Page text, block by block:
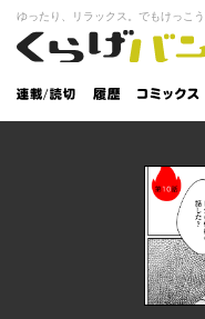
くらげバンチ
ゆったり、リラックス。でもけっこう
連載/読
切
履
歴
コミック